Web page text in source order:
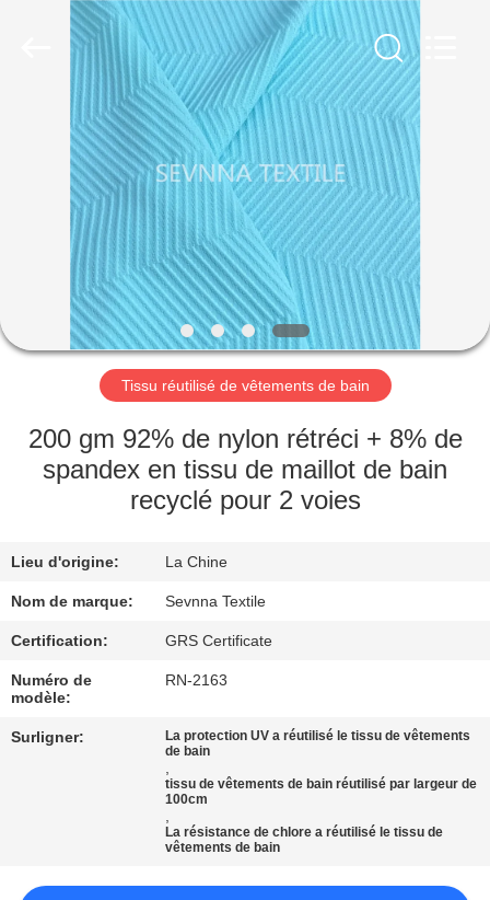
MAISON
PRODUITS
SHOW
AU
SUJET
DE
NOUS
D'USINE
CONTRÔLE
DE
QUALITÉ
CONTACTEZ-
NOUVELLES
Tissu réutilisé de vêtements de bain
200 gm 92% de nylon rétréci + 8% de
spandex en tissu de maillot de bain
recyclé pour 2 voies
Lieu d'origine: La Chine
Nom de marque: Sevnna Textile
Certification: GRS Certificate
Numéro de
modèle:
RN-2163
Surligner:
La protection UV a réutilisé le tissu de vêtements
de bain
,
tissu de vêtements de bain réutilisé par largeur de
100cm
,
La résistance de chlore a réutilisé le tissu de
vêtements de bain